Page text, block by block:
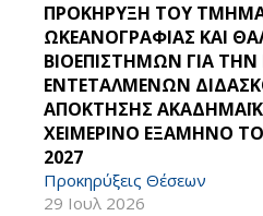
ΠΡΟΚΗΡΥΞΗ ΤΟΥ
ΩΚΕΑΝΟΓΡΑΦΙΑΣ ΚΑΙ
ΒΙΟΕΠΙΣΤΗΜΩΝ ΓΙΑ
ΕΝΤΕΤΑΛΜΕΝΩΝ
ΑΠΟΚΤΗΣΗΣ
ΧΕΙΜΕΡΙΝΟ ΕΞΑΜΗΝΟ
2027
Προκηρύξεις Θέσεων
29 Ιουλ 2026